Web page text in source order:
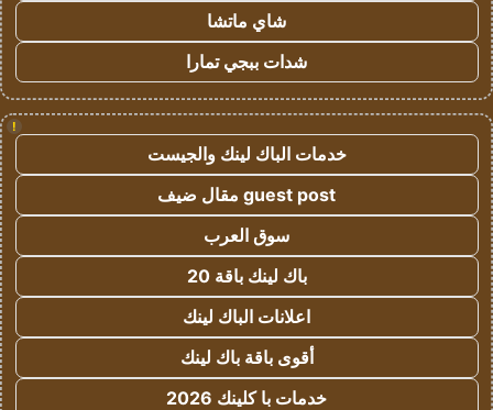
شاي ماتشا
شدات ببجي تمارا
!
خدمات الباك لينك والجيست
guest post مقال ضيف
سوق العرب
باك لينك باقة 20
اعلانات الباك لينك
أقوى باقة باك لينك
خدمات با كلينك 2026